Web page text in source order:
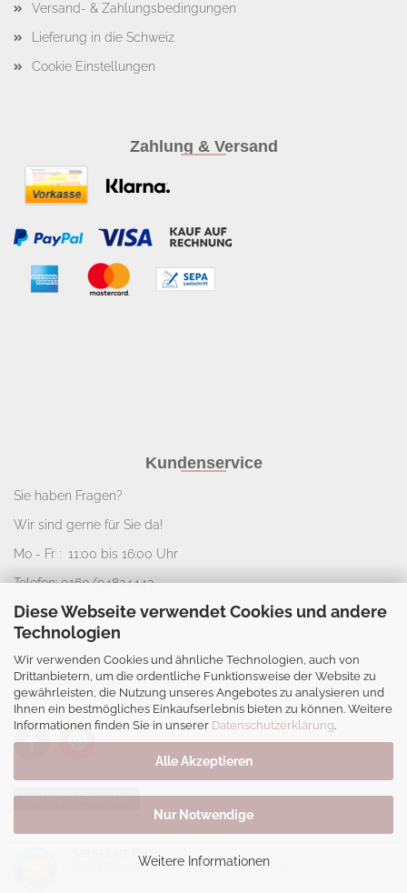
Diese Webseite verwendet Cookies und andere
Technologien
Wir verwenden Cookies und ähnliche Technologien, auch von
Drittanbietern, um die ordentliche Funktionsweise der Website zu
gewährleisten, die Nutzung unseres Angebotes zu analysieren und
Ihnen ein bestmögliches Einkaufserlebnis bieten zu können. Weitere
Informationen finden Sie in unserer Datenschutzerklärung.
Alle Akzeptieren
Nur Notwendige
Weitere Informationen
Versand- & Zahlungsbedingungen
Lieferung in die Schweiz
Cookie Einstellungen
Zahlung & Versand
Kundenservice
Sie haben Fragen?
Wir sind gerne für Sie da!
Mo - Fr : 11:00 bis 16:00 Uhr
Telefon: 0160/94824443
E-Mail:info@nice-deko.de
*Alle angegebenen Preise sind Gesamtpreise
zzgl. Versandkosten. Umsatzsteuerbefreit aufgrund
Kleinunternehmerregelung.
Vertrag widerrufen
(5 / 5)
Bewertungen bei: ebay.de, shopvote.de ⓘ